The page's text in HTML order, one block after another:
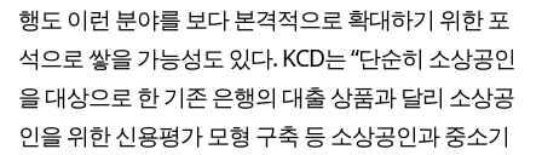
행도 이런 분야를 보다 본격적으로 확대하기 위한 포
석으로 쌓을 가능성도 있다. KCD는 “단순히 소상공인
을 대상으로 한 기존 은행의 대출 상품과 달리 소상공
인을 위한 신용평가 모형 구축 등 소상공인과 중소기